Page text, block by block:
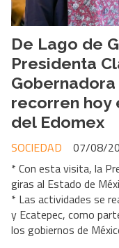
De Lago de
Presidenta
recorren hoy
del Edomex
SOCIEDAD
07/08/
* Con esta visita, la
giras al Estado de
* Las actividades se
y Ecatepec, como
los gobiernos de